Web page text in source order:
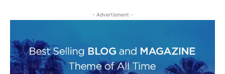
- Advertisment -